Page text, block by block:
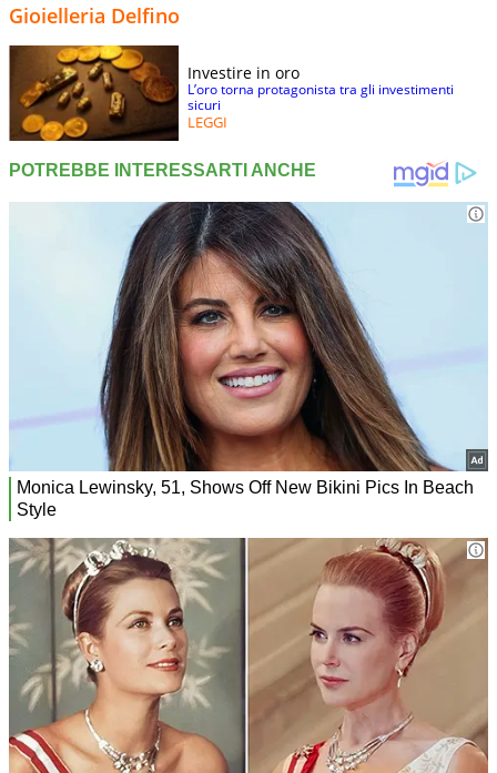
Gioielleria Delfino
Investire in oro
L’oro torna protagonista tra gli investimenti
sicuri
LEGGI